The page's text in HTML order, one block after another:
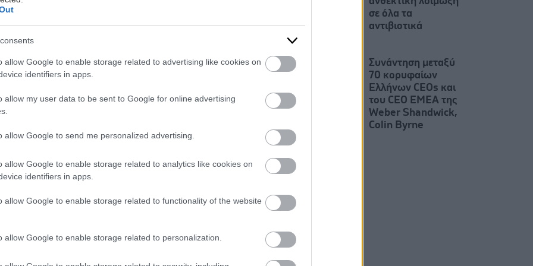
allow Google to enable storage related to advertising like cookies on
identifiers in apps.
allow my user data to be sent to Google for online advertising
allow Google to send me personalized advertising.
allow Google to enable storage related to analytics like cookies on
identifiers in apps.
allow Google to enable storage related to functionality of the website
allow Google to enable storage related to personalization.
η σειρά γέννησης την εκδήλωση συγκεκριμένων
σε όλα τα
αντιβιοτικά
Συνάντηση μεταξύ
70 κορυφαίων
Ελλήνων CEOs και
του CEO EMEA της
Weber Shandwick,
Colin Byrne